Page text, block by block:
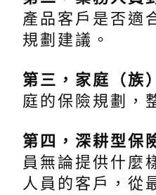
產品客戶是否適
規劃建議。
第三，家庭（族
庭的保險規劃，
第四，深耕型保
員無論提供什麼
人員的客戶，從